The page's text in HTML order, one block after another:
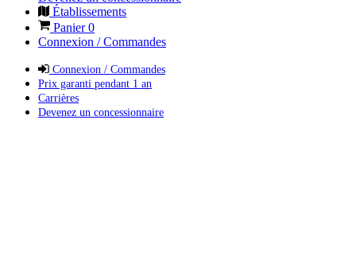
Établissements
Panier0
Connexion / Commandes
Connexion / Commandes
Prix garanti pendant 1 an
Carrières
Devenez un concessionnaire